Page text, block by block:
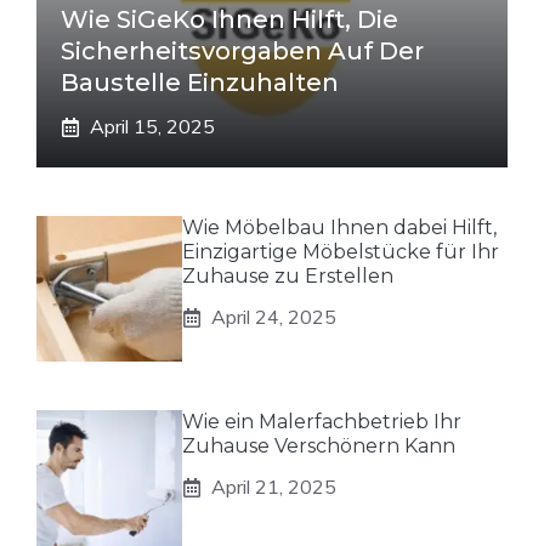
Wie SiGeKo Ihnen Hilft, Die
Sicherheitsvorgaben Auf Der
Baustelle Einzuhalten
April 15, 2025
Wie Möbelbau Ihnen dabei Hilft,
Einzigartige Möbelstücke für Ihr
Zuhause zu Erstellen
April 24, 2025
Wie ein Malerfachbetrieb Ihr
Zuhause Verschönern Kann
April 21, 2025